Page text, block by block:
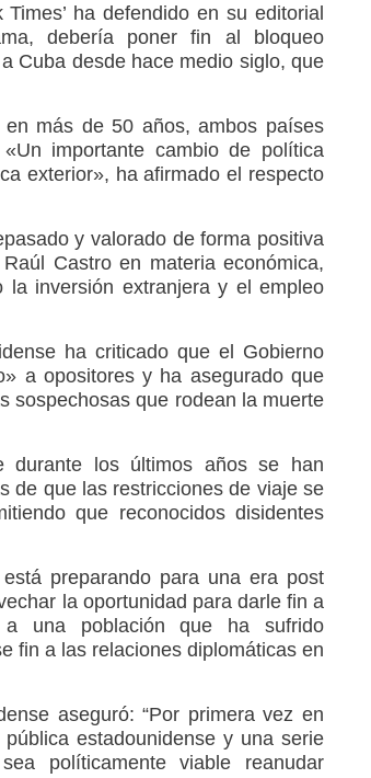
ha defendido en su editorial
debería poner fin al bloqueo
Cuba desde hace medio siglo, que
más de 50 años, ambos países
importante cambio de política
exterior», ha afirmado el respecto
y valorado de forma positiva
Castro en materia económica,
inversión extranjera y el empleo
ha criticado que el Gobierno
a opositores y ha asegurado que
sospechosas que rodean la muerte
durante los últimos años se han
de que las restricciones de viaje se
que reconocidos disidentes
preparando para una era post
la oportunidad para darle fin a
una población que ha sufrido
fin a las relaciones diplomáticas en
aseguró: “Por primera vez en
estadounidense y una serie
políticamente viable reanudar